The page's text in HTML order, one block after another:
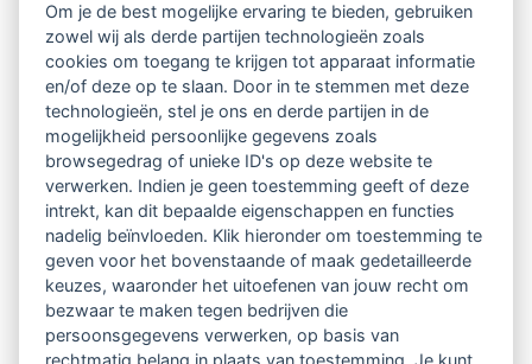
Ontvang 10 x per jaar de LVSC-
relatienieuwsbrief met o.a.:
vrij toegankelijke TsvB-artikelen
nieuws op het vlak van professioneel
begeleiden
informatie over LVSC-activiteiten
Aanmelden nieuwsbrief
Om je de best mogelijke ervaring te bieden, gebruiken
zowel wij als derde partijen technologieën zoals
cookies om toegang te krijgen tot apparaat informatie
en/of deze op te slaan. Door in te stemmen met deze
technologieën, stel je ons en derde partijen in de
mogelijkheid persoonlijke gegevens zoals
browsegedrag of unieke ID's op deze website te
verwerken. Indien je geen toestemming geeft of deze
intrekt, kan dit bepaalde eigenschappen en functies
nadelig beïnvloeden. Klik hieronder om toestemming te
geven voor het bovenstaande of maak gedetailleerde
keuzes, waaronder het uitoefenen van jouw recht om
bezwaar te maken tegen bedrijven die
persoonsgegevens verwerken, op basis van